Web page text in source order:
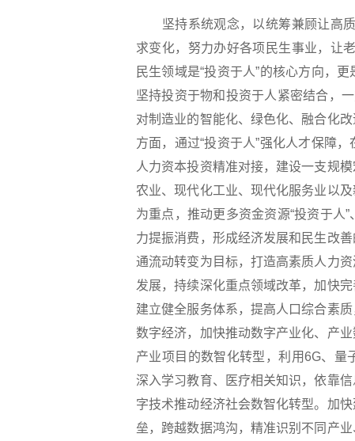
坚持系统观念，以统筹兼顾让高质
求变化，努力办好各项民生事业，让
民生领域是“投资于人”的核心方向，
坚持投资于物和投资于人紧密结合，
对制造业的智能化、绿色化、融合化
方面，通过“投资于人”强化人才保障
人力资本投资精准对接，建设一支规
农业、现代化工业、现代化服务业以
为重点，推动更多资金资源“投资于人
力提振消费，形成经济发展和民生改
通流动转变为目标，打造高素质人力
发展，持续深化重点领域改革，加快
建立健全服务体系，提高人口综合素
数字经济，加快推动数字产业化、产
产业项目的数智化转型，利用6G、量
深入学习教育、医疗相关知识，依靠
字技术推动经济社会数智化转型。加
垒，跨越数据鸿沟，精准识别不同产